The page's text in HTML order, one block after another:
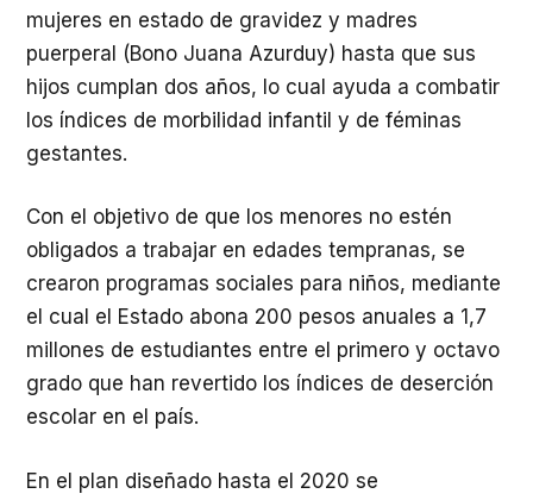
mujeres en estado de gravidez y madres
puerperal (Bono Juana Azurduy) hasta que sus
hijos cumplan dos años, lo cual ayuda a combatir
los índices de morbilidad infantil y de féminas
gestantes.
Con el objetivo de que los menores no estén
obligados a trabajar en edades tempranas, se
crearon programas sociales para niños, mediante
el cual el Estado abona 200 pesos anuales a 1,7
millones de estudiantes entre el primero y octavo
grado que han revertido los índices de deserción
escolar en el país.
En el plan diseñado hasta el 2020 se